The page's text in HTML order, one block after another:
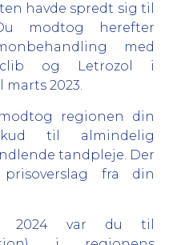
havde spredt sig til
modtog herefter
med
og Letrozol i
2023.
regionen din
til almindelig
tandpleje. Der
fra din
2024 var du til